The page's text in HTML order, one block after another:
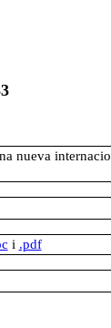
nueva
i .pdf